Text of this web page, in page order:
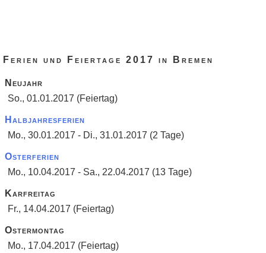
Ferien und Feiertage 2017 in Bremen
Neujahr
So., 01.01.2017 (Feiertag)
Halbjahresferien
Mo., 30.01.2017 - Di., 31.01.2017 (2 Tage)
Osterferien
Mo., 10.04.2017 - Sa., 22.04.2017 (13 Tage)
Karfreitag
Fr., 14.04.2017 (Feiertag)
Ostermontag
Mo., 17.04.2017 (Feiertag)